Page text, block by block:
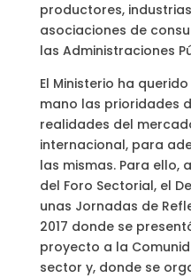
productores,
asociaciones de
las Administraciones
El Ministerio ha
mano las prioridades
realidades del
internacional, para
las mismas. Para ello,
del Foro Sectorial, el
unas Jornadas de
2017 donde se
proyecto a la
sector y, donde se